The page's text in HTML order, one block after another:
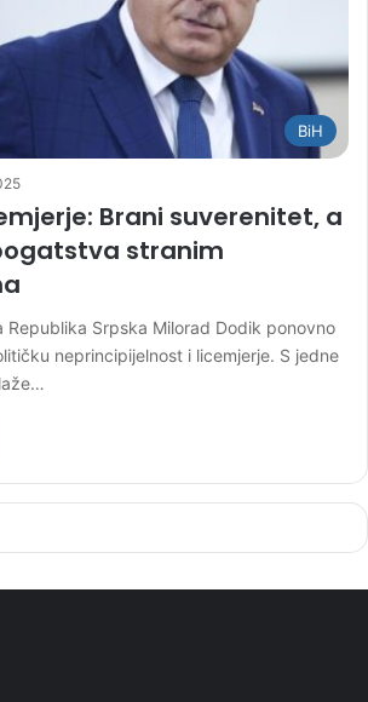
BiH
Brani suverenitet, a
stranim
Republika Srpska Milorad Dodik ponovno
neprincipijelnost i licemjerje. S jedne